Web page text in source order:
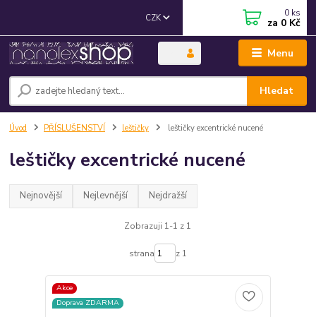
Menu
CZK
Hledat
0 ks
za 0 Kč
Úvod PŘÍSLUŠENSTVÍ leštičky leštičky excentrické nucené
leštičky excentrické nucené
Nejnovější Nejlevnější Nejdražší
Zobrazuji 1-1 z 1
strana z 1
Akce
Doprava ZDARMA